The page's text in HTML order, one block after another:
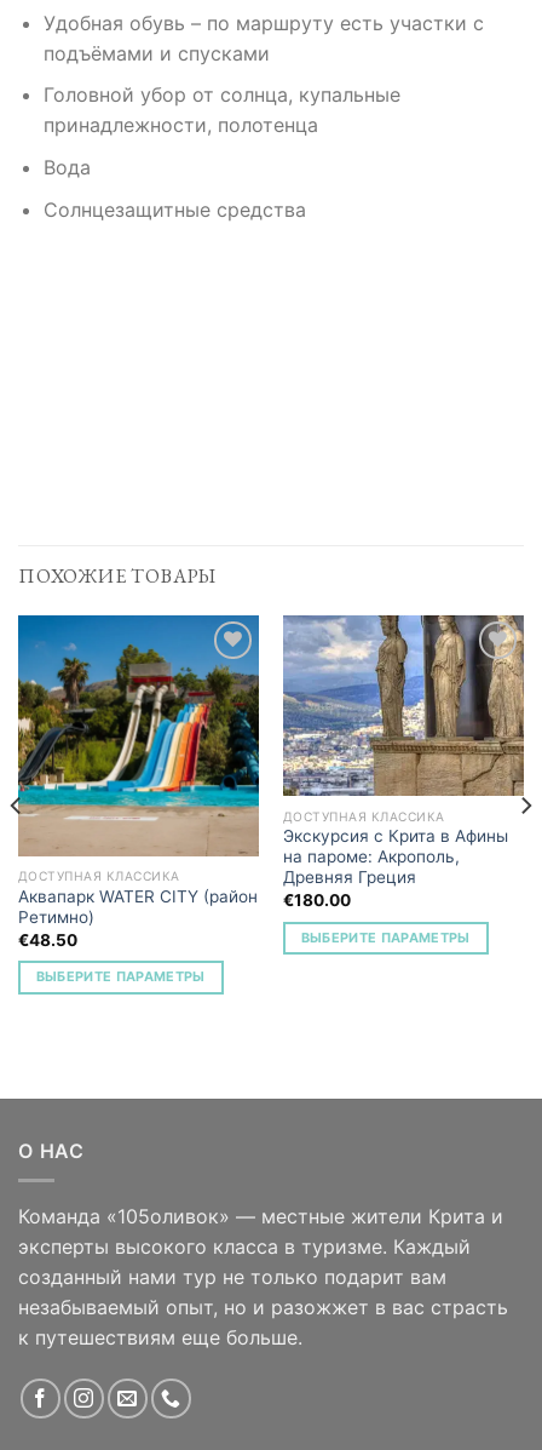
Удобная обувь – по маршруту есть участки с
подъёмами и спусками
Головной убор от солнца, купальные
принадлежности, полотенца
Вода
Солнцезащитные средства
ПОХОЖИЕ ТОВАРЫ
Add to
Wishlist
ДОСТУПНАЯ КЛАССИКА
Аквапарк WATER CITY (район
Ретимно)
€48.50
ВЫБЕРИТЕ ПАРАМЕТРЫ
Add to
Wishlist
ДОСТУПНАЯ КЛАССИКА
Экскурсия с Крита в Афины
на пароме: Акрополь,
Древняя Греция
€180.00
ВЫБЕРИТЕ ПАРАМЕТРЫ
О НАС
Команда «105оливок» — местные жители Крита и
эксперты высокого класса в туризме. Каждый
созданный нами тур не только подарит вам
незабываемый опыт, но и разожжет в вас страсть
к путешествиям еще больше.